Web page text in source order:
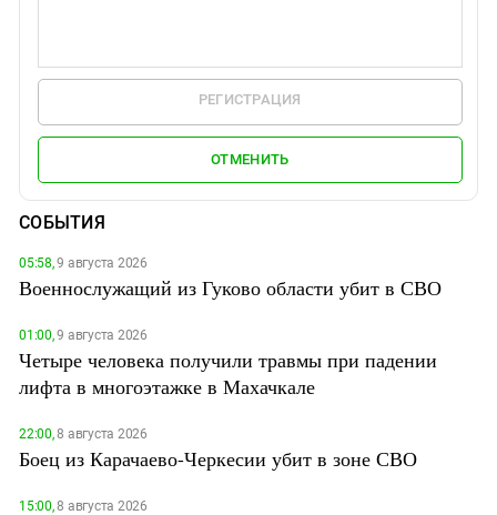
РЕГИСТРАЦИЯ
ОТМЕНИТЬ
СОБЫТИЯ
05:58,9 августа 2026
Военнослужащий из Гуково области убит в СВО
01:00,9 августа 2026
Четыре человека получили травмы при падении
лифта в многоэтажке в Махачкале
22:00,8 августа 2026
Боец из Карачаево-Черкесии убит в зоне СВО
15:00,8 августа 2026